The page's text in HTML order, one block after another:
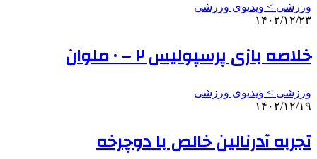
ورزشی > ویدیوی ورزشی
۱۴۰۲/۱۲/۲۳
خلاصه بازی پرسپولیس ۲ – ۰ ملوان
ورزشی > ویدیوی ورزشی
۱۴۰۲/۱۲/۱۹
تجربه آدرنالین خالص با دوچرخه